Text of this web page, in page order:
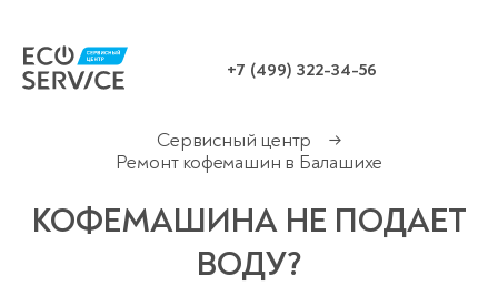
+7 (499) 322-34-56
Сервисный центр
→
Ремонт кофемашин в Балашихе
КОФЕМАШИНА НЕ ПОДАЕТ
ВОДУ?